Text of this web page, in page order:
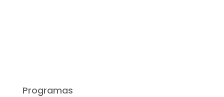
Programas